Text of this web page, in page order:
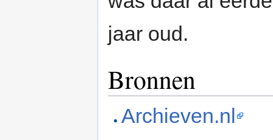
jaar oud.
Bronnen
Archieven.nl